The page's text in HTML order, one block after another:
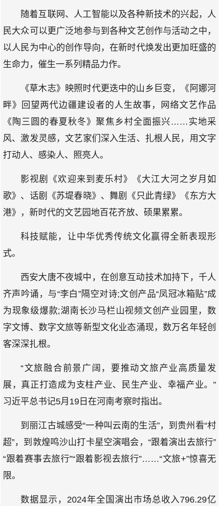
随着互联网、人工智能以及各种新技术的兴起，人
民大众可以更广泛地参与到各种文艺创作与活动之中，
以人民为中心的创作导向，在新时代焕发出更加旺盛的
生命力，催生一系列精品力作。
《草木志》映照时代更迭中的山乡巨变，《阿娜河
畔》回望两代边疆建设者的人生故事，网络文艺作品
《陶三圆的春夏秋冬》聚焦乡村全面振兴……实地采
风、激发灵感，文艺家们深入生活、扎根人民，用文字
打动人、感染人、照亮人。
影视剧《欢迎来到麦乐村》《大江大河之岁月如
歌》、话剧《苏堤春晓》、舞剧《只此青绿》《东方大
港》，新时代的文艺园地百花齐放、硕果累累。
科技赋能，让中华优秀传统文化赢得全新表现形
式。
西安大唐不夜城中，在创意互动技术加持下，千人
齐声吟诵，与“李白”隔空对诗;文创产品“凤冠冰箱贴”成
为现象级爆款;湖南长沙马栏山视频文创产业园里，数
字文博、数字文旅等新型文化业态涌现，数万名年轻创
客深深扎根。
“文旅融合前景广阔，要推动文旅产业高质量发
展，真正打造成为支柱产业、民生产业、幸福产业。”
习近平总书记5月19日在河南考察时指出。
到丽江古城感受“一种叫云南的生活”，到贵州看“村
超”，到敦煌鸣沙山打卡星空演唱会，“跟着演出去旅行”
“跟着赛事去旅行”“跟着影视去旅行”……“文旅+”惊喜无
限。
数据显示，2024年全国演出市场总收入796.29亿